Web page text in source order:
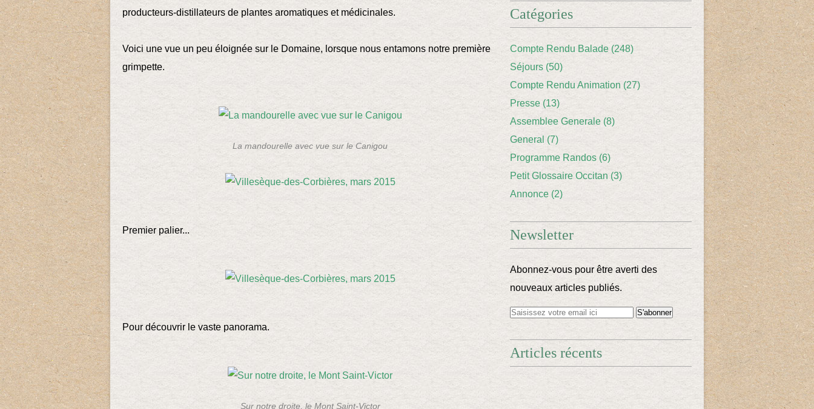
producteurs-distillateurs de plantes aromatiques et médicinales.
Voici une vue un peu éloignée sur le Domaine, lorsque nous entamons notre première
grimpette.
La mandourelle avec vue sur le Canigou
Premier palier...
Pour découvrir le vaste panorama.
Sur notre droite, le Mont Saint-Victor
Catégories
Compte Rendu Balade (248)
Séjours (50)
Compte Rendu Animation (27)
Presse (13)
Assemblee Generale (8)
General (7)
Programme Randos (6)
Petit Glossaire Occitan (3)
Annonce (2)
Newsletter
Abonnez-vous pour être averti des
nouveaux articles publiés.
Articles récents